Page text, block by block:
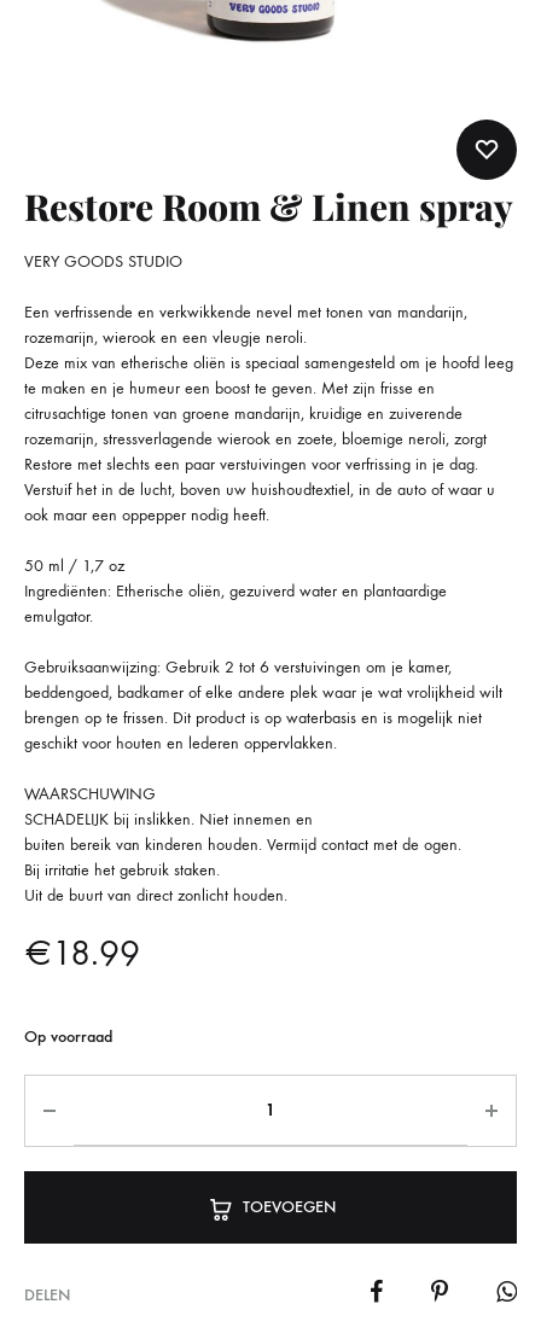
Restore Room & Linen spray
VERY GOODS STUDIO
Een verfrissende en verkwikkende nevel met tonen van mandarijn,
rozemarijn, wierook en een vleugje neroli.
Deze mix van etherische oliën is speciaal samengesteld om je hoofd leeg
te maken en je humeur een boost te geven. Met zijn frisse en
citrusachtige tonen van groene mandarijn, kruidige en zuiverende
rozemarijn, stressverlagende wierook en zoete, bloemige neroli, zorgt
Restore met slechts een paar verstuivingen voor verfrissing in je dag.
Verstuif het in de lucht, boven uw huishoudtextiel, in de auto of waar u
ook maar een oppepper nodig heeft.
50 ml / 1,7 oz
Ingrediënten: Etherische oliën, gezuiverd water en plantaardige
emulgator.
Gebruiksaanwijzing: Gebruik 2 tot 6 verstuivingen om je kamer,
beddengoed, badkamer of elke andere plek waar je wat vrolijkheid wilt
brengen op te frissen. Dit product is op waterbasis en is mogelijk niet
geschikt voor houten en lederen oppervlakken.
WAARSCHUWING
SCHADELIJK bij inslikken. Niet innemen en
buiten bereik van kinderen houden. Vermijd contact met de ogen.
Bij irritatie het gebruik staken.
Uit de buurt van direct zonlicht houden.
€18.99
Op voorraad
TOEVOEGEN
DELEN